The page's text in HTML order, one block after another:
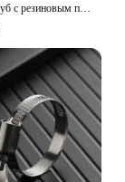
Зажимы для труб с резиновым покрытием из нержавеющей стали 304, R-образный зажим для трубы, монтажный шланг, зажим для шланга, фиксированный зажим, кронштейн для трубы